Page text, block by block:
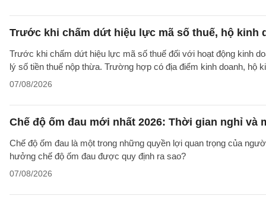
Trước khi chấm dứt hiệu lực mã số thuế, hộ kinh
Trước khi chấm dứt hiệu lực mã số thuế đối với hoạt động kinh
lý số tiền thuế nộp thừa. Trường hợp có địa điểm kinh doanh, hộ
07/08/2026
Chế độ ốm đau mới nhất 2026: Thời gian nghỉ và
Chế độ ốm đau là một trong những quyền lợi quan trọng của
hưởng chế độ ốm đau được quy định ra sao?
07/08/2026